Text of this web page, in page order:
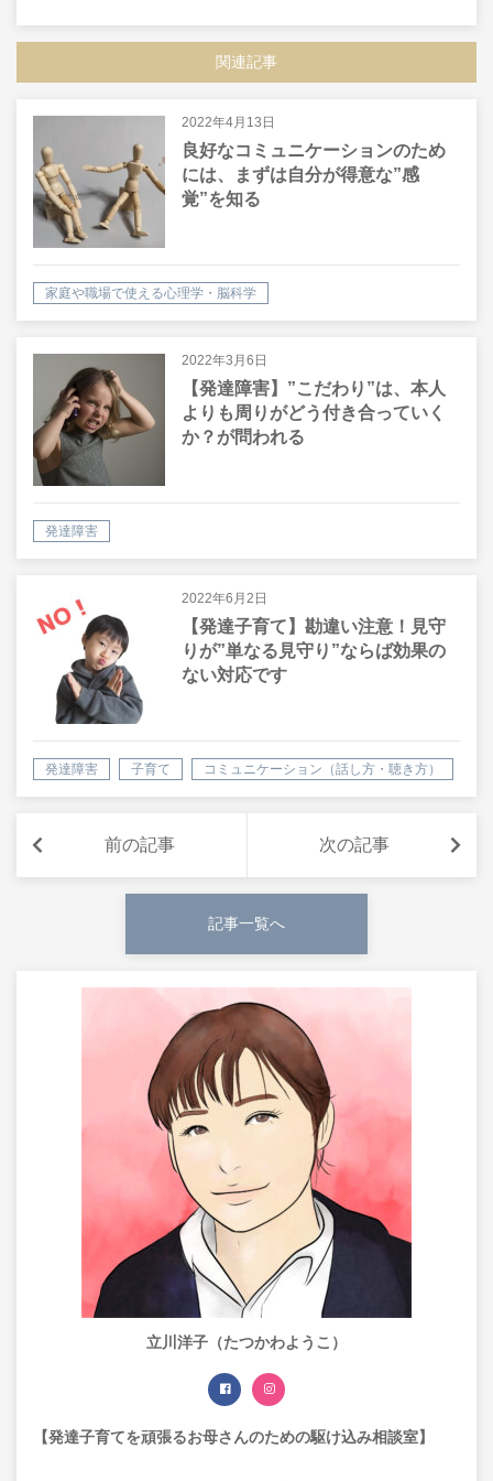
関連記事
2022年4月13日
良好なコミュニケーションのため
には、まずは自分が得意な”感
覚”を知る
家庭や職場で使える心理学・脳科学
2022年3月6日
【発達障害】”こだわり”は、本人
よりも周りがどう付き合っていく
か？が問われる
発達障害
2022年6月2日
【発達子育て】勘違い注意！見守
りが”単なる見守り”ならば効果の
ない対応です
発達障害 子育て コミュニケーション（話し方・聴き方）
前の記事 次の記事
記事一覧へ
立川洋子（たつかわようこ）
【発達子育てを頑張るお母さんのための駆け込み相談室】